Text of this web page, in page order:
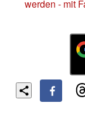
werden - mit